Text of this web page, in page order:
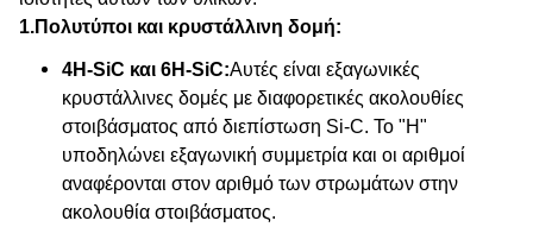
1.Πολυτύποι και κρυστάλλινη δομή:
4H-SiC και 6H-SiC:Αυτές είναι εξαγωνικές
κρυστάλλινες δομές με διαφορετικές ακολουθίες
στοιβάσματος από διεπίστωση Si-C. Το "H"
υποδηλώνει εξαγωνική συμμετρία και οι αριθμοί
αναφέρονται στον αριθμό των στρωμάτων στην
ακολουθία στοιβάσματος.